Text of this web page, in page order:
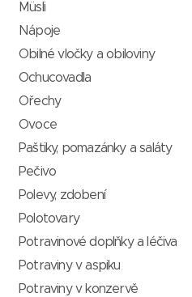
Müsli
Nápoje
Obilné vločky a obiloviny
Ochucovadla
Ořechy
Ovoce
Paštiky, pomazánky a saláty
Pečivo
Polevy, zdobení
Polotovary
Potravinové doplňky a léčiva
Potraviny v aspiku
Potraviny v konzervě